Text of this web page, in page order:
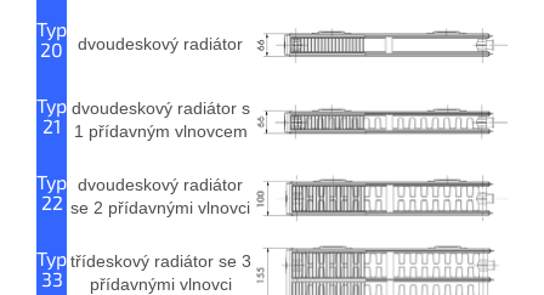
Typ
20
dvoudeskový radiátor
Typ
21
dvoudeskový radiátor s
1 přídavným vlnovcem
Typ
22
dvoudeskový radiátor
se 2 přídavnými vlnovci
Typ
33
třídeskový radiátor se 3
přídavnými vlnovci